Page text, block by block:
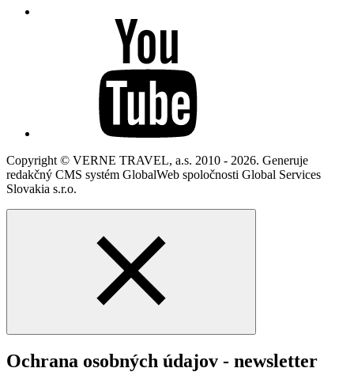
Copyright © VERNE TRAVEL, a.s. 2010 - 2026. Generuje
redakčný CMS systém GlobalWeb spoločnosti Global Services
Slovakia s.r.o.
Ochrana osobných údajov - newsletter